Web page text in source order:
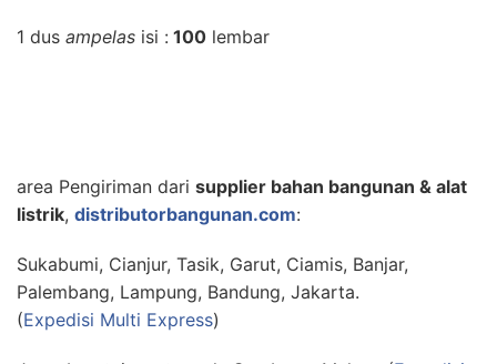
1 dus ampelas isi : 100 lembar
area Pengiriman dari supplier bahan bangunan & alat
listrik, distributorbangunan.com:
Sukabumi, Cianjur, Tasik, Garut, Ciamis, Banjar,
Palembang, Lampung, Bandung, Jakarta.
(Expedisi Multi Express)